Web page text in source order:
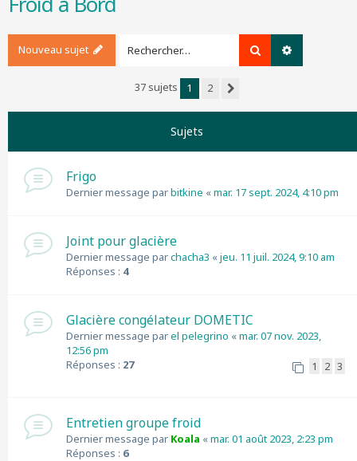
Nouveau sujet Rechercher
37 sujets 1
2
Sujets
Frigo
Dernier message parbitkine «mar. 17 sept. 2024, 4:10 pm
Joint pour glacière
Dernier message parchacha3 «jeu. 11 juil. 2024, 9:10 am
Réponses : 4
Glacière congélateur DOMETIC
Dernier message parel pelegrino «mar. 07 nov. 2023,
12:56 pm
Réponses : 27 1 2 3
Entretien groupe froid
Dernier message par Koala «mar. 01 août 2023, 2:23 pm
Réponses : 6